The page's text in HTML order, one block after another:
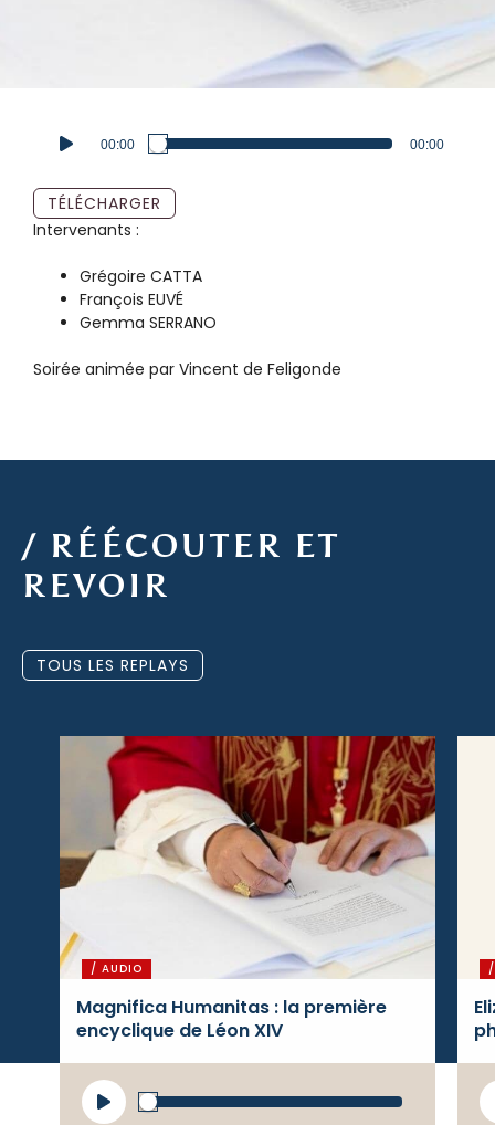
Lecteur
audio
00:00 00:00
TÉLÉCHARGER
Intervenants :
Grégoire CATTA
François EUVÉ
Gemma SERRANO
Soirée animée par Vincent de Feligonde
/ RÉÉCOUTER ET
REVOIR
TOUS LES REPLAYS
/ AUDIO
Magnifica Humanitas : la première
encyclique de Léon XIV
Lecteur
audio